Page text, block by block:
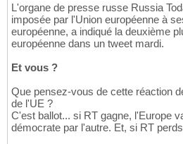
L'organe de presse russe Russia
imposée par l'Union européenne à
européenne, a indiqué la deuxième
européenne dans un tweet mardi.
Et vous ?
Que pensez-vous de cette réaction
de l'UE ?
C'est ballot... si RT gagne, l'Europe
démocrate par l'autre. Et, si RT